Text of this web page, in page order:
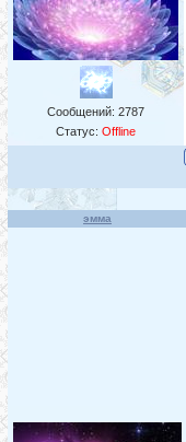
Сообщений: 2787
Статус: Offline
эмма